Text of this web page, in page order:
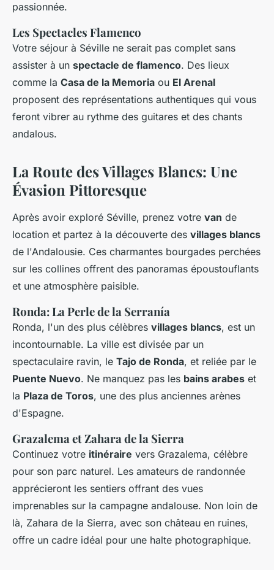
passionnée.
Les Spectacles Flamenco
Votre séjour à Séville ne serait pas complet sans
assister à un spectacle de flamenco. Des lieux
comme la Casa de la Memoria ou El Arenal
proposent des représentations authentiques qui vous
feront vibrer au rythme des guitares et des chants
andalous.
La Route des Villages Blancs: Une
Évasion Pittoresque
Après avoir exploré Séville, prenez votre van de
location et partez à la découverte des villages blancs
de l'Andalousie. Ces charmantes bourgades perchées
sur les collines offrent des panoramas époustouflants
et une atmosphère paisible.
Ronda: La Perle de la Serranía
Ronda, l'un des plus célèbres villages blancs, est un
incontournable. La ville est divisée par un
spectaculaire ravin, le Tajo de Ronda, et reliée par le
Puente Nuevo. Ne manquez pas les bains arabes et
la Plaza de Toros, une des plus anciennes arènes
d'Espagne.
Grazalema et Zahara de la Sierra
Continuez votre itinéraire vers Grazalema, célèbre
pour son parc naturel. Les amateurs de randonnée
apprécieront les sentiers offrant des vues
imprenables sur la campagne andalouse. Non loin de
là, Zahara de la Sierra, avec son château en ruines,
offre un cadre idéal pour une halte photographique.